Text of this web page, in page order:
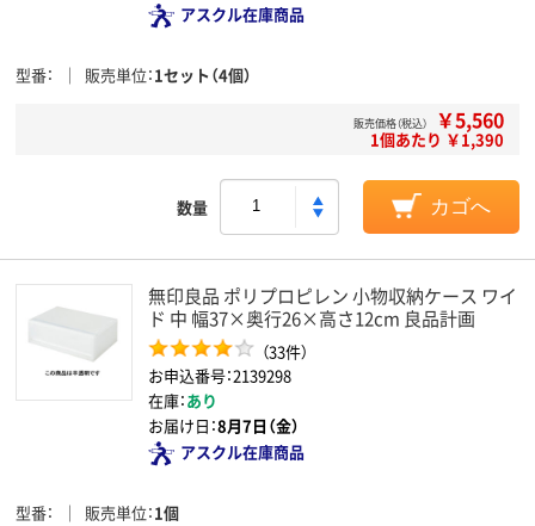
アスクル在庫商品
型番 販売単位 1セット（4個）
販売価格（税込） ￥5,560
1個あたり ￥1,390
数量 カゴへ
無印良品 ポリプロピレン 小物収納ケース ワイ
ド 中 幅37×奥行26×高さ12cm 良品計画
（33件）
お申込番号：2139298
在庫：あり
お届け日：8月7日（金）
アスクル在庫商品
型番 販売単位 1個